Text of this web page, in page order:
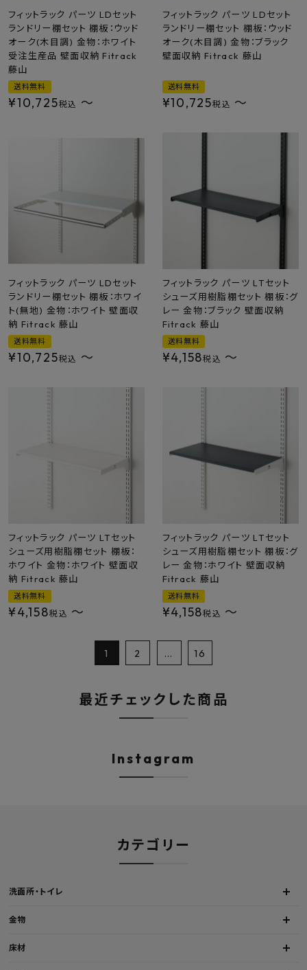
フィットラック パーツ LDセット
ランドリー棚セット 棚板：ウッド
オーク(木目調) 金物：ホワイト
受注生産品 壁面収納 Fitrack
藤山
送料無料
¥10,725税込 〜
フィットラック パーツ LDセット
ランドリー棚セット 棚板：ウッド
オーク(木目調) 金物：ブラック
壁面収納 Fitrack 藤山
送料無料
¥10,725税込 〜
フィットラック パーツ LDセット
ランドリー棚セット 棚板：ホワイ
ト(無地) 金物：ホワイト 壁面収
納 Fitrack 藤山
送料無料
¥10,725税込 〜
フィットラック パーツ LTセット
シューズ用樹脂棚セット 棚板：グ
レー 金物：ブラック 壁面収納
Fitrack 藤山
送料無料
¥4,158税込 〜
フィットラック パーツ LTセット
シューズ用樹脂棚セット 棚板：
ホワイト 金物：ホワイト 壁面収
納 Fitrack 藤山
送料無料
¥4,158税込 〜
フィットラック パーツ LTセット
シューズ用樹脂棚セット 棚板：グ
レー 金物：ホワイト 壁面収納
Fitrack 藤山
送料無料
¥4,158税込 〜
1 2 … 16
最近チェックした商品
Instagram
カテゴリー
洗面所・トイレ
金物
床材